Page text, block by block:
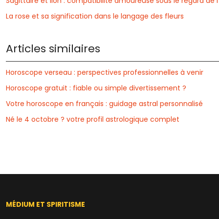
La rose et sa signification dans le langage des fleurs
Articles similaires
Horoscope verseau : perspectives professionnelles à venir
Horoscope gratuit : fiable ou simple divertissement ?
Votre horoscope en français : guidage astral personnalisé
Né le 4 octobre ? votre profil astrologique complet
MÉDIUM ET SPIRITISME